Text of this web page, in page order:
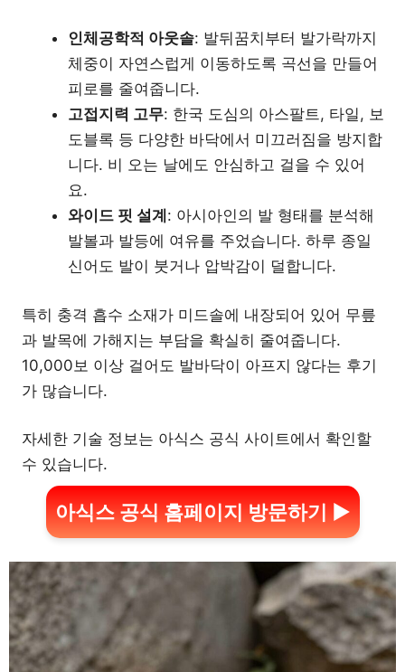
인체공학적 아웃솔: 발뒤꿈치부터 발가락까지
체중이 자연스럽게 이동하도록 곡선을 만들어
피로를 줄여줍니다.
고접지력 고무: 한국 도심의 아스팔트, 타일, 보
도블록 등 다양한 바닥에서 미끄러짐을 방지합
니다. 비 오는 날에도 안심하고 걸을 수 있어
요.
와이드 핏 설계 : 아시아인의 발 형태를 분석해
발볼과 발등에 여유를 주었습니다. 하루 종일
신어도 발이 붓거나 압박감이 덜합니다.
특히 충격 흡수 소재가 미드솔에 내장되어 있어 무릎
과 발목에 가해지는 부담을 확실히 줄여줍니다.
10,000보 이상 걸어도 발바닥이 아프지 않다는 후기
가 많습니다.
자세한 기술 정보는 아식스 공식 사이트에서 확인할
수 있습니다.
아식스 공식 홈페이지 방문하기 ▶